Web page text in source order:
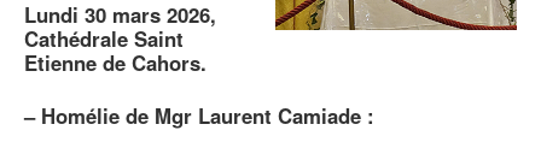
Lundi 30 mars 2026,
Cathédrale Saint
Etienne de Cahors.
– Homélie de Mgr Laurent Camiade :